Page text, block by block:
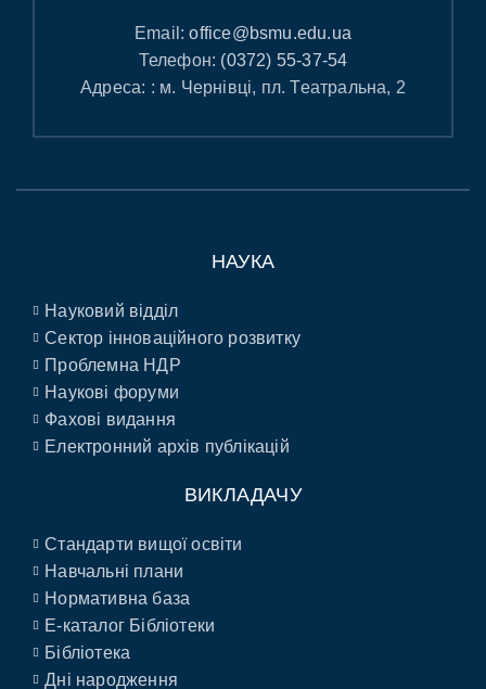
Email:office@bsmu.edu.ua
Телефон: (0372) 55-37-54
Адреса: : м. Чернівці, пл. Театральна, 2
НАУКА
Науковий відділ
Сектор інноваційного розвитку
Проблемна НДР
Наукові форуми
Фахові видання
Електронний архів публікацій
ВИКЛАДАЧУ
Стандарти вищої освіти
Навчальні плани
Нормативна база
E-каталог Бібліотеки
Бібліотека
Дні народження